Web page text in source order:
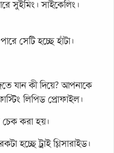
সুইমিং। সাইকেলিং।
সেটি হচ্ছে হাঁটা।
যান কী দিয়ে? আপনাকে
লিপিড প্রোফাইল।
চেক করা হয়।
হচ্ছে ট্রাই গ্লিসারাইড।